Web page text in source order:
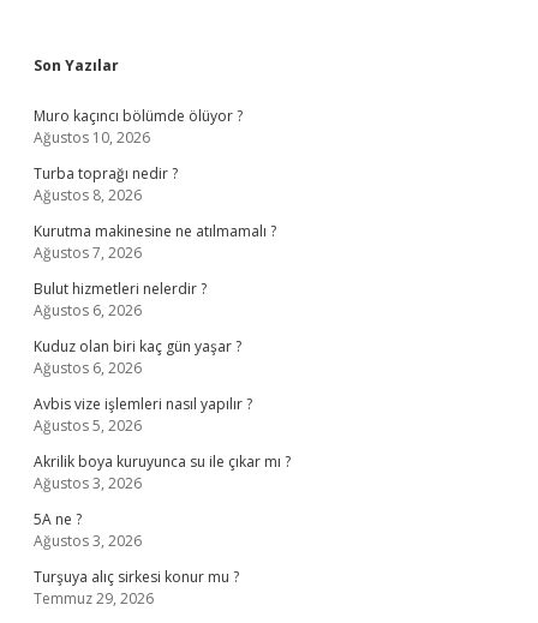
Sidebar
Son Yazılar
Muro kaçıncı bölümde ölüyor ?
Ağustos 10, 2026
Turba toprağı nedir ?
Ağustos 8, 2026
Kurutma makinesine ne atılmamalı ?
Ağustos 7, 2026
Bulut hizmetleri nelerdir ?
Ağustos 6, 2026
Kuduz olan biri kaç gün yaşar ?
Ağustos 6, 2026
Avbis vize işlemleri nasıl yapılır ?
Ağustos 5, 2026
Akrilik boya kuruyunca su ile çıkar mı ?
Ağustos 3, 2026
5A ne ?
Ağustos 3, 2026
Turşuya alıç sirkesi konur mu ?
Temmuz 29, 2026